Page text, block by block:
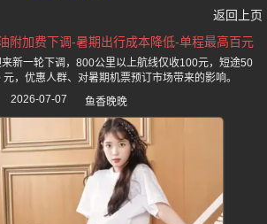
返回上页
附加费下调-暑期出行成本降低-单程最高百元
新一轮下调，800公里以上航线仅收100元，短途50
，优惠人群、对暑期机票预订市场带来的影响。
2026-07-07
鱼香晚晚